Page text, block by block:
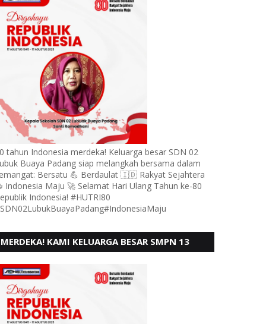
MENGUCAPKAN HUT RI KE - 80,
tahun Indonesia merdeka! Keluarga besar SDN 02
Buaya Padang siap melangkah bersama dalam
Bersatu 💪 Berdaulat 🇮🇩 Rakyat Sejahtera
Indonesia Maju 🚀 Selamat Hari Ulang Tahun ke-80
Indonesia! #HUTRI80
MERDEKA! KAMI KELUARGA BESAR SMPN 13